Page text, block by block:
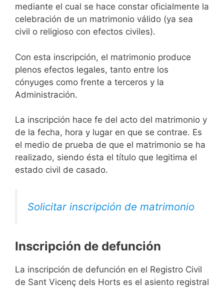
mediante el cual se hace constar oficialmente la
celebración de un matrimonio válido (ya sea
civil o religioso con efectos civiles).
Con esta inscripción, el matrimonio produce
plenos efectos legales, tanto entre los
cónyuges como frente a terceros y la
Administración.
La inscripción hace fe del acto del matrimonio y
de la fecha, hora y lugar en que se contrae. Es
el medio de prueba de que el matrimonio se ha
realizado, siendo ésta el título que legitima el
estado civil de casado.
Solicitar inscripción de matrimonio
Inscripción de defunción
La inscripción de defunción en el Registro Civil
de Sant Vicenç dels Horts es el asiento registral